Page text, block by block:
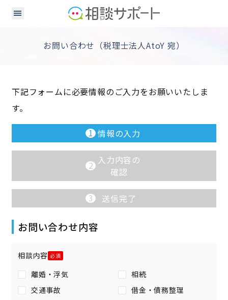
お問い合わせ（税理士法人AtoY 宛）
下記フォームに必要情報のご入力をお願いいたしま
す。
1 情報の入力
2 入力内容の
確認
3 送信完了
お問い合わせ内容
相談内容
離婚・浮気
相続
交通事故
借金・債務整理